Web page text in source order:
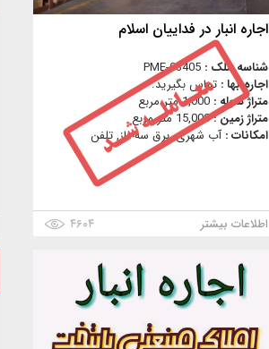
اجاره انبار در فداییان اسلام
شناسه ملک : PME-03405
اجاره بها : تماس بگیرید.
متراژ سوله : 1,000 متر مربع
متراژ زمین :15,000 متر مربع
امکانات :آب شهری, برق سه فاز, تلفن
اطلاعات بیشتر ۴۶۰۴